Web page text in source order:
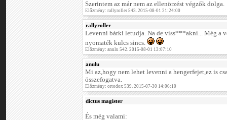
Szerintem az már nem az ellenörzést végzők dolga.
Előzmény: rallyroller 543. 2015-08-01 21:24:00
rallyroller
Levenni bárki letudja. Na de viss***akni... Még a
nyomaték kulcs sincs.
Előzmény: anulu 542. 2015-08-01 13:07:10
anulu
Mi az,hogy nem lehet levenni a hengerfejet,ez is
összefogatva.
Előzmény: ortodox 539. 2015-07-30 14:06:10
dictus magister
És még valami: